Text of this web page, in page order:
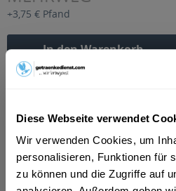
Diese Webseite verwendet
Wir verwenden Cookies, um
personalisieren, Funktionen für
zu können und die Zugriffe auf
+3,75 € Pfand
In denWarenkorb
mehr
"Wüteria Sport Iso